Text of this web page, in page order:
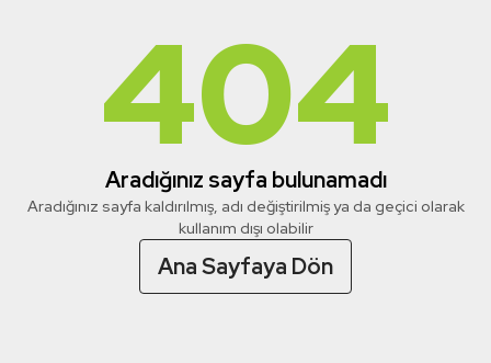
404
Aradığınız sayfa bulunamadı
Aradığınız sayfa kaldırılmış, adı değiştirilmiş ya da geçici olarak
kullanım dışı olabilir
Ana Sayfaya Dön